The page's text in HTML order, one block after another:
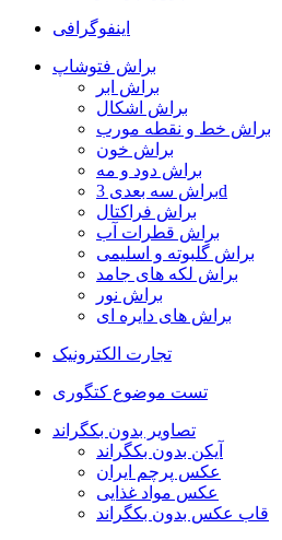
اینفوگرافی
براش فتوشاپ
براش ابر
براش اشکال
براش خط و نقطه مورب
براش خون
براش دود و مه
براش سه بعدی 3d
براش فراکتال
براش قطرات آب
براش گلبوته و اسلیمی
براش لکه های جامد
براش نور
براش های دایره ای
تجارت الکترونیک
تست موضوع کتگوری
تصاویر بدون بکگراند
آیکن بدون بکگراند
عکس پرچم ایران
عکس مواد غذایی
قاب عکس بدون بکگراند